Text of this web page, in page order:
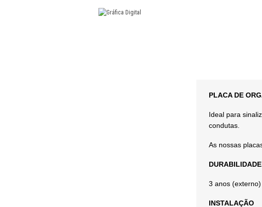
PLACA DE
Ideal para
condutas.
As nossas
DURABILIDADE
3 anos (externo)
INSTALAÇÃO